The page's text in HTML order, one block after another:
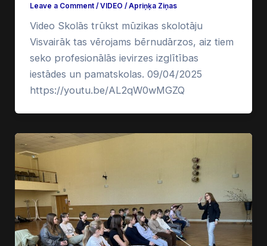
Leave a Comment /VIDEO /Apriņķa Ziņas
Video Skolās trūkst mūzikas skolotāju
Visvairāk tas vērojams bērnudārzos, aiz tiem
seko profesionālās ievirzes izglītības
iestādes un pamatskolas. 09/04/2025
https://youtu.be/AL2qW0wMGZQ